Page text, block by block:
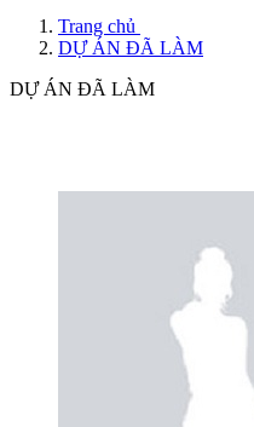
Trang chủ
DỰ ÁN ĐÃ LÀM
DỰ ÁN ĐÃ LÀM